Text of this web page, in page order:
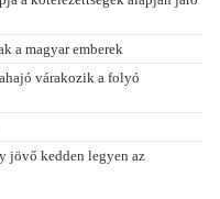
a magyar emberek
várakozik a folyó
jövő kedden legyen az